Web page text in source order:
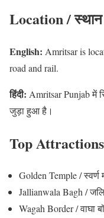
Location / स्थान
English: Amritsar is
road and rail.
हिंदी: Amritsar Punjab में
जुड़ा हुआ है।
Top
Golden Temple / स्वर्ण
Jallianwala Bagh /
Wagah Border / वाघा